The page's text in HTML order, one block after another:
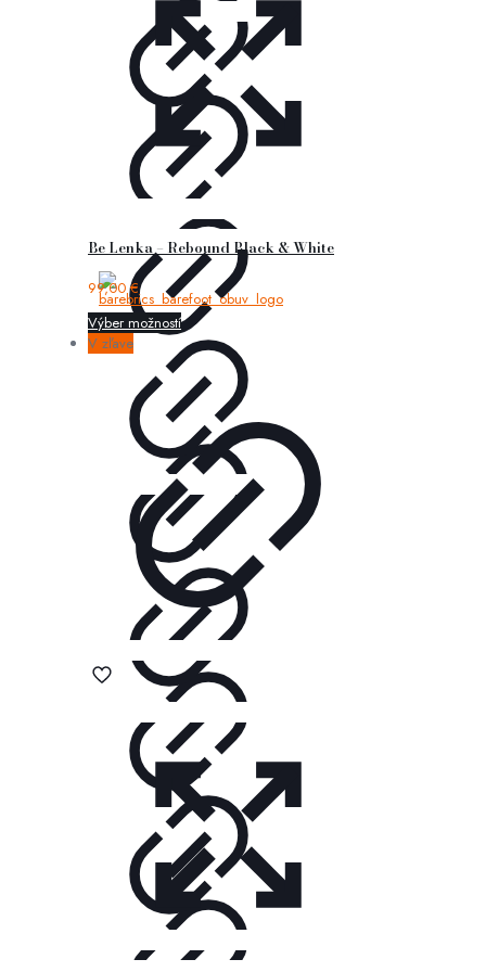
Be Lenka – Rebound Black & White
99,00€
Výber možností
V zľave